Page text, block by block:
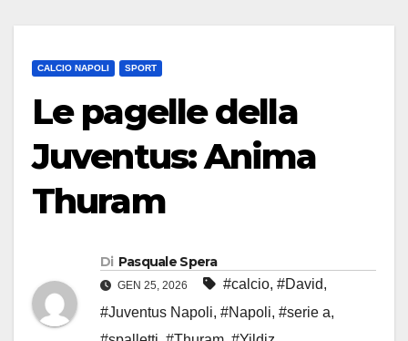
CALCIO NAPOLI SPORT
Le pagelle della
Juventus: Anima
Thuram
Di Pasquale Spera
GEN 25, 2026 #calcio, #David,
#Juventus Napoli, #Napoli, #serie a,